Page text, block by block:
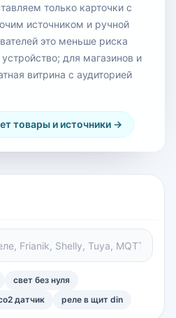
только карточки с
источником и ручной
это меньше риска
для магазинов и
витрина с аудиторией
товары и источники →
свет без нуля
датчик реле в щит din